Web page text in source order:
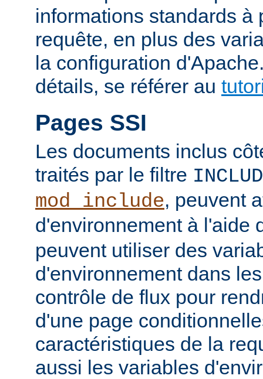
informations standards à
requête, en plus des
la configuration
détails, se référer au
Pages SSI
Les documents inclus
traités par le filtre
mod_include, peuvent
d'environnement à l'aide
peuvent utiliser des
d'environnement dans
contrôle de flux pour
d'une page
caractéristiques de la
aussi les variables